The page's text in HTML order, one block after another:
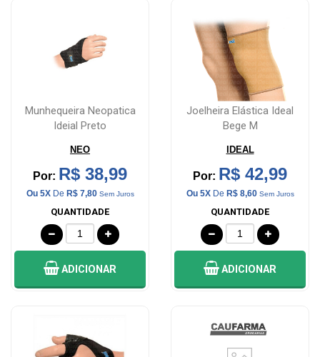
Munhequeira Neopatica
Ideial Preto
NEO
Por: R$ 38,99
Ou 5XDe R$ 7,80 Sem Juros
QUANTIDADE
ADICIONAR
Joelheira Elástica Ideal
Bege M
IDEAL
Por: R$ 42,99
Ou 5XDe R$ 8,60 Sem Juros
QUANTIDADE
ADICIONAR